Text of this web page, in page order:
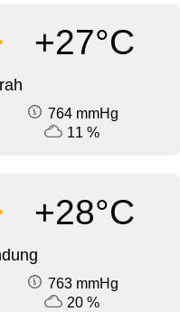
+27°C
764 mmHg
11 %
+28°C
763 mmHg
20 %